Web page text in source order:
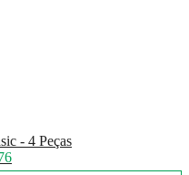
- 4 Peças